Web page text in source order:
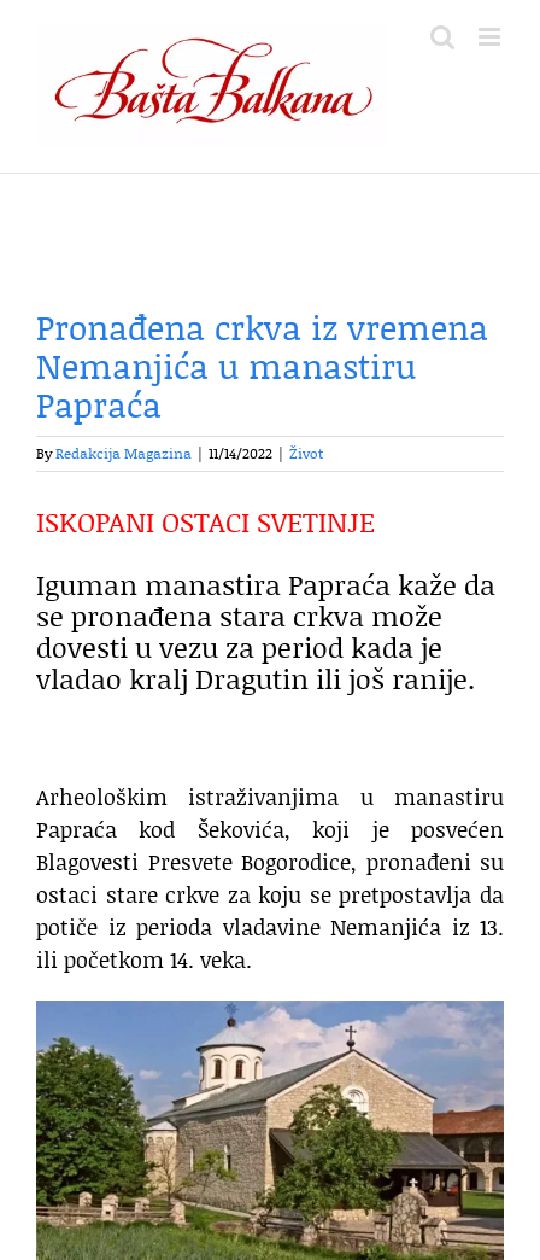
content
Pronađena crkva iz vremena
Nemanjića u manastiru
Papraća
ByRedakcija Magazina 11/14/2022 Život
ISKOPANI OSTACI SVETINJE
Iguman manastira Papraća kaže da
se pronađena stara crkva može
dovesti u vezu za period kada je
vladao kralj Dragutin ili još ranije.
Arheološkim istraživanjima u manastiru
Papraća kod Šekovića, koji je posvećen
Blagovesti Presvete Bogorodice, pronađeni su
ostaci stare crkve za koju se pretpostavlja da
potiče iz perioda vladavine Nemanjića iz 13.
ili početkom 14. veka.